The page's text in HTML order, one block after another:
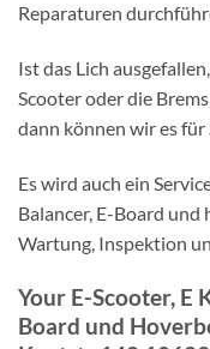
Reparaturen
Ist das Lich
Scooter oder die
dann können wir es für
Es wird auch ein
Balancer, E-Board
Wartung, Inspektion
Your E-Scooter, E
Board und